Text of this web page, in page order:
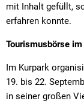
mit Inhalt gefüllt,
erfahren konnte.
Tourismusbörse
Im Kurpark
19. bis 22.
in seiner großen